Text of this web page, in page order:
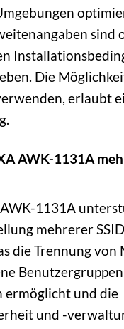
sind
Die
erlaubt
AWK-1131A
1131A
mehrerer
die Trennung von
ermöglicht und die
und -